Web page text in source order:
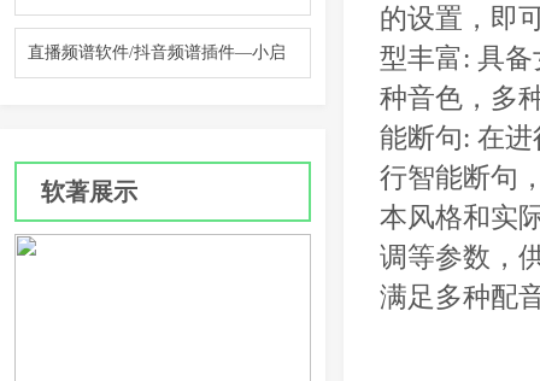
直播频谱软件/抖音频谱插件—小启
软著展示
的设置，即
型丰富: 具
种音色，多
能断句: 在
行智能断句
本风格和实
调等参数，
满足多种配